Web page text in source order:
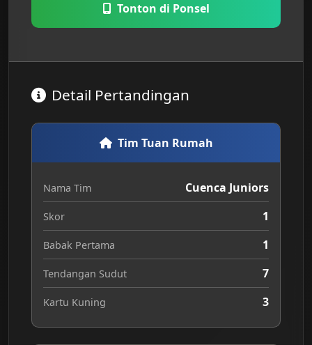
Tonton di Ponsel
Detail Pertandingan
Tim Tuan Rumah
Nama Tim Cuenca Juniors
Skor 1
Babak Pertama 1
Tendangan Sudut 7
Kartu Kuning 3